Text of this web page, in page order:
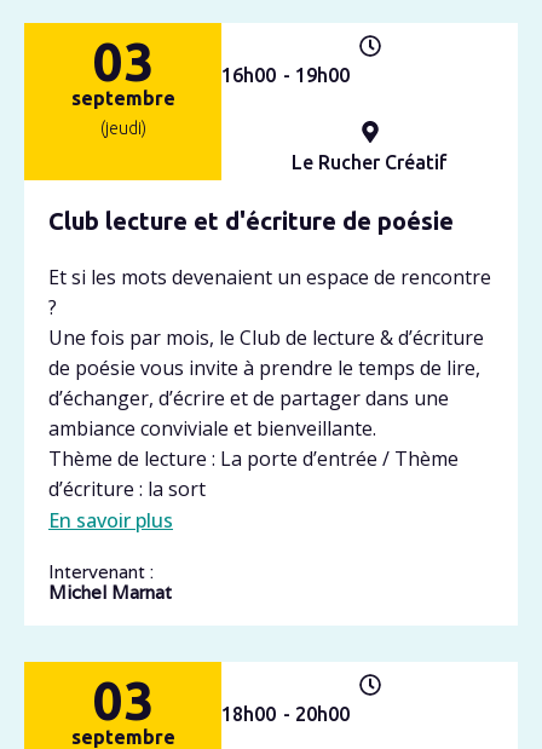
03
septembre
(jeudi)
16h00 - 19h00
Le Rucher Créatif
Club lecture et d'écriture de poésie
Et si les mots devenaient un espace de rencontre
?
Une fois par mois, le Club de lecture & d’écriture
de poésie vous invite à prendre le temps de lire,
d’échanger, d’écrire et de partager dans une
ambiance conviviale et bienveillante.
Thème de lecture : La porte d’entrée / Thème
d’écriture : la sort
En savoir plus
Intervenant :
Michel Marnat
03
septembre
18h00 - 20h00